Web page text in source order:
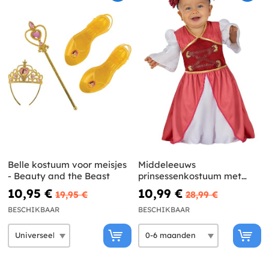
Belle kostuum voor meisjes
- Beauty and the Beast
10,95 € 19,95 €
BESCHIKBAAR
Middeleeuws
prinsessenkostuum met
bloemen voor baby's
10,99 € 28,99 €
BESCHIKBAAR